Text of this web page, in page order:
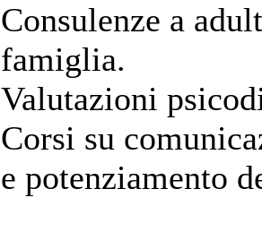
Consulenze a
famiglia.
Valutazioni
Corsi su
e potenziamento